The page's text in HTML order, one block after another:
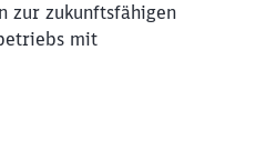
zur zukunftsfähigen
mit